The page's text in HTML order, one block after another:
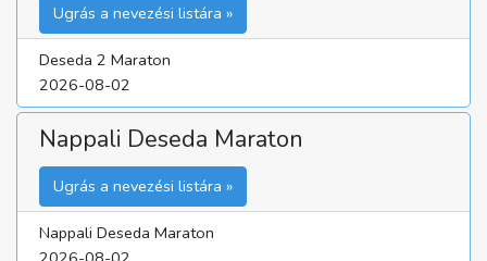
Ugrás a nevezési listára »
Deseda 2 Maraton
2026-08-02
Nappali Deseda Maraton
Ugrás a nevezési listára »
Nappali Deseda Maraton